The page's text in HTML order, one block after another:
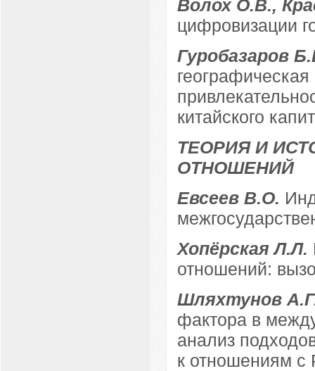
Волох О.В.,
цифровизации
Гуробазаров
китайского
ТЕОРИЯ И
ОТНОШЕНИЙ
Евсеев В.О.
Хопёрская Л.Л.
отношений:
Шляхтунов
фактора в
анализ
к отношениям с